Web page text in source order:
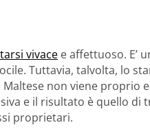
vivace e affettuoso. E’
Tuttavia, talvolta, lo
non viene proprio
e il risultato è quello
proprietari.